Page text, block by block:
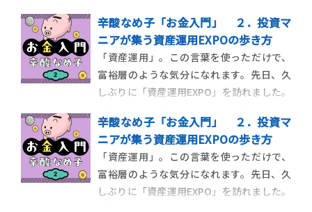
がら、内心、新しいお札と仲良くなりたい
という思いもありました。同じく渋沢栄一
にゆかりがある街、深谷市では新札発行の
当日、銀行で一万円札の交換会が行われて
いる、というニュ
辛酸なめ子「お金入門」 ２．投資マ
ニアが集う資産運用EXPOの歩き方
「資産運用」。この言葉を使っただけで、
富裕層のような気分になれます。先日、久
しぶりに「資産運用EXPO」を訪れました。
あらゆる投資商品が一堂に会する」日本最
大級の資産運用イベントです。22年の１月
にはじめて行ったときは、お金を増やすヒ
ントが欲しい、という動機でしたが、まる
で「投資大
辛酸なめ子「お金入門」 ２．投資マ
ニアが集う資産運用EXPOの歩き方
「資産運用」。この言葉を使っただけで、
富裕層のような気分になれます。先日、久
しぶりに「資産運用EXPO」を訪れました。